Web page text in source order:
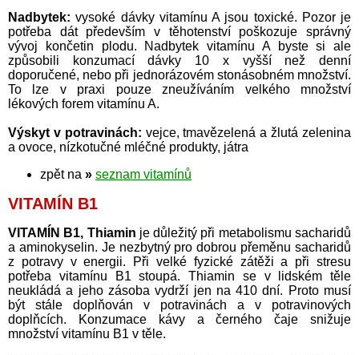
Nadbytek: vysoké dávky vitamínu A jsou toxické. Pozor je
potřeba dát především v těhotenství poškozuje správný
vývoj končetin plodu. Nadbytek vitamínu A byste si ale
způsobili konzumací dávky 10 x vyšší než denní
doporučené, nebo při jednorázovém stonásobném množství.
To lze v praxi pouze zneužíváním velkého množství
lékových forem vitamínu A.
Výskyt v potravinách: vejce, tmavězelená a žlutá zelenina
a ovoce, nízkotučné mléčné produkty, játra
zpět na » seznam vitamínů
VITAMÍN B1
VITAMÍN B1, Thiamin je důležitý při metabolismu sacharidů
a aminokyselin. Je nezbytný pro dobrou přeměnu sacharidů
z potravy v energii. Při velké fyzické zátěži a při stresu
potřeba vitamínu B1 stoupá. Thiamin se v lidském těle
neukládá a jeho zásoba vydrží jen na 410 dní. Proto musí
být stále doplňován v potravinách a v potravinových
doplňcích. Konzumace kávy a černého čaje snižuje
množství vitamínu B1 v těle.